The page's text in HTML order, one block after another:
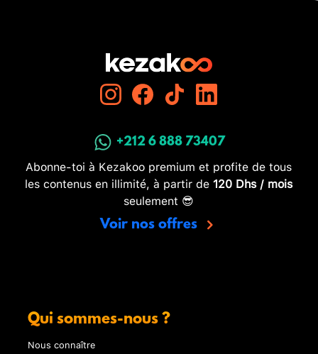
+212 6 888 73407
Abonne-toi à Kezakoo premium et profite de tous
les contenus en illimité, à partir de 120 Dhs / mois
seulement 😎
Voir nos offres
Qui sommes-nous ?
Nous connaître